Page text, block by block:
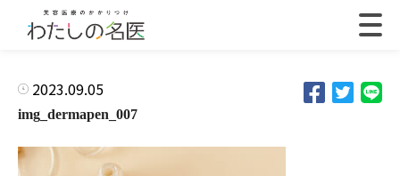
2023.09.05
img_dermapen_007